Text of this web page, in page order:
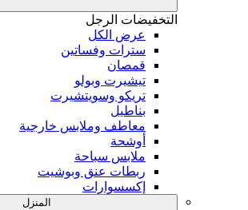
التخفيضات الرجل
عرض الكل
سترات وفساتين
قمصان
تيشيرت وبولو
تريكو وسويتشيرت
بناطيل
معاطف وملابس خارجية
أوشحة
ملابس سباحة
ربطات عنق وبوشيت
إكسسوارات
المنزل